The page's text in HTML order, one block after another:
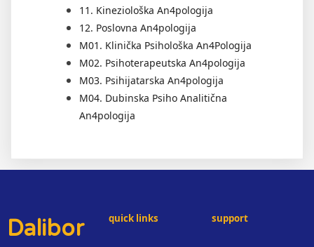
11. Kineziološka An4pologija
12. Poslovna An4pologija
M01. Klinička Psihološka An4Pologija
M02. Psihoterapeutska An4pologija
M03. Psihijatarska An4pologija
M04. Dubinska Psiho Analitična
An4pologija
Dalibor
quick links support